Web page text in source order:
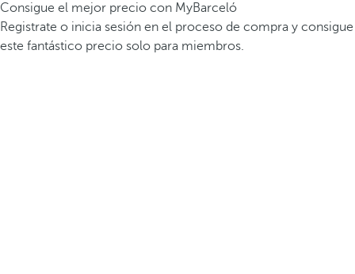
Consigue el mejor precio con MyBarceló
Registrate o inicia sesión en el proceso de compra y consigue
este fantástico precio solo para miembros.